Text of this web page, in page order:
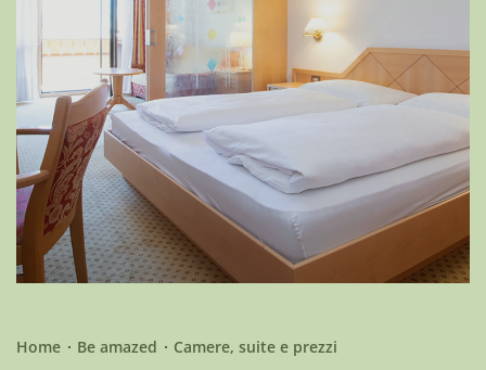
Offerte
Buono a sapersi
Servizi inclusi
Be relaxed
Be active
Home Be amazed Camere, suite e prezzi